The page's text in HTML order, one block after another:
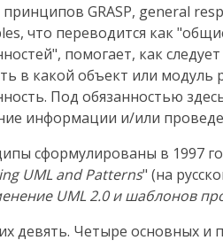
GRASP, general
что переводится как
помогает, как
в какой объект или модуль
Под обязанностью
информации и/или
сформулированы в 1997
UML and Patterns" (на
UML 2.0 и шаблонов
девять. Четыре основных и